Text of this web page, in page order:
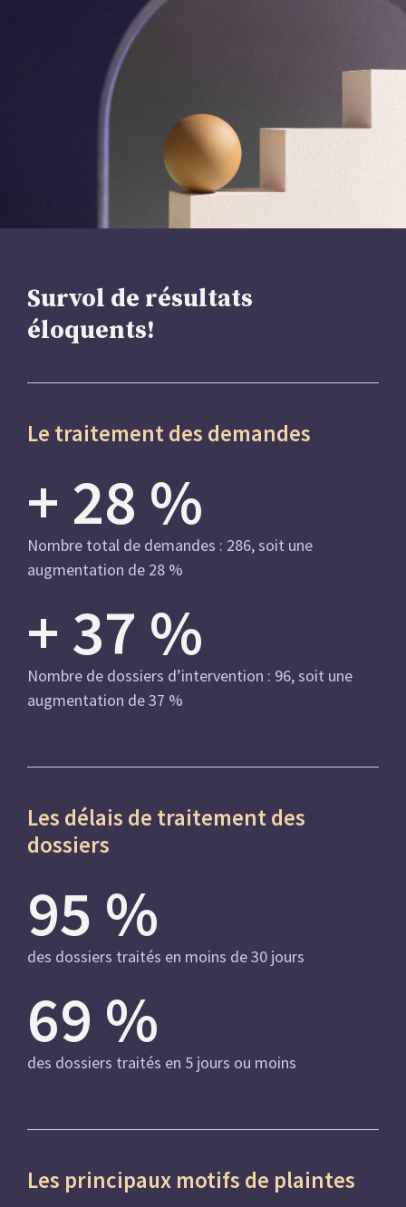
Survol de résultats
éloquents!
Le traitement des demandes
+ 28 %
Nombre total de demandes : 286, soit une
augmentation de 28 %
+ 37 %
Nombre de dossiers d’intervention : 96, soit une
augmentation de 37 %
Les délais de traitement des
dossiers
95 %
des dossiers traités en moins de 30 jours
69 %
des dossiers traités en 5 jours ou moins
Les principaux motifs de plaintes